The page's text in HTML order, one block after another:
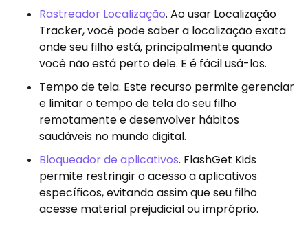
Rastreador Localização. Ao usar Localização
Tracker, você pode saber a localização exata
onde seu filho está, principalmente quando
você não está perto dele. E é fácil usá-los.
Tempo de tela. Este recurso permite gerenciar
e limitar o tempo de tela do seu filho
remotamente e desenvolver hábitos
saudáveis ​​no mundo digital.
Bloqueador de aplicativos. FlashGet Kids
permite restringir o acesso a aplicativos
específicos, evitando assim que seu filho
acesse material prejudicial ou impróprio.